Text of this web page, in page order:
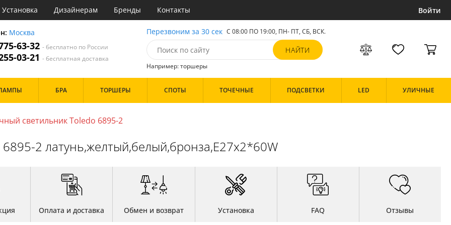
Установка Дизайнерам Бренды Контакты Войти
Москва
63-32- бесплатно по России
03-21- бесплатная доставка
Перезвоним за 30 сек С 08:00 ПО 19:00, ПН- ПТ, СБ, ВСК.
Например: торшеры
Золото
Черные
Шары
БРА ТОРШЕРЫ СПОТЫ ТОЧЕЧНЫЕ ПОДСВЕТКИ LED УЛИЧНЫЕ
светильник Toledo 6895-2
2 латунь,желтый,белый,бронза,E27x2*60W
Оплата и доставка Обмен и возврат Установка FAQ Отзывы